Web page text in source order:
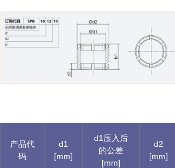
产品代
码
d1
[mm]
d1压入后
的公差
[mm]
d2
[mm]